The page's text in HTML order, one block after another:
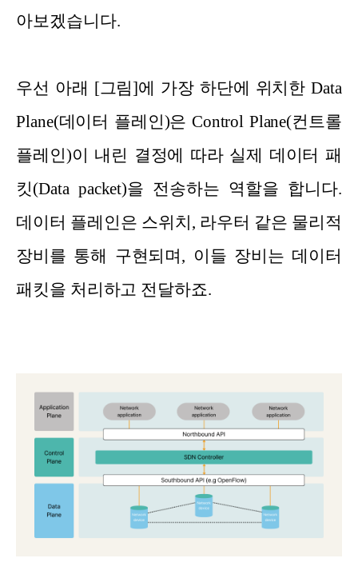
아보겠습니다.
우선 아래 [그림]에 가장 하단에 위치한 Data
Plane(데이터 플레인)은 Control Plane(컨트롤
플레인)이 내린 결정에 따라 실제 데이터 패
킷(Data packet)을 전송하는 역할을 합니다.
데이터 플레인은 스위치, 라우터 같은 물리적
장비를 통해 구현되며, 이들 장비는 데이터
패킷을 처리하고 전달하죠.